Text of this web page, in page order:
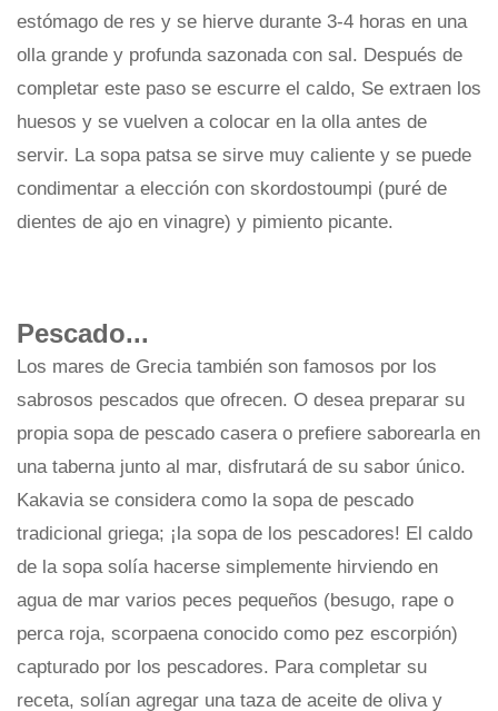
estómago de res y se hierve durante 3-4 horas en una
olla grande y profunda sazonada con sal. Después de
completar este paso se escurre el caldo, Se extraen los
huesos y se vuelven a colocar en la olla antes de
servir. La sopa patsa se sirve muy caliente y se puede
condimentar a elección con skordostoumpi (puré de
dientes de ajo en vinagre) y pimiento picante.
Pescado...
Los mares de Grecia también son famosos por los
sabrosos pescados que ofrecen. O desea preparar su
propia sopa de pescado casera o prefiere saborearla en
una taberna junto al mar, disfrutará de su sabor único.
Kakavia se considera como la sopa de pescado
tradicional griega; ¡la sopa de los pescadores! El caldo
de la sopa solía hacerse simplemente hirviendo en
agua de mar varios peces pequeños (besugo, rape o
perca roja, scorpaena conocido como pez escorpión)
capturado por los pescadores. Para completar su
receta, solían agregar una taza de aceite de oliva y